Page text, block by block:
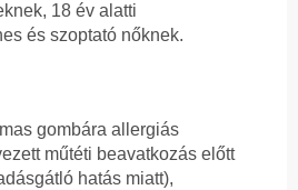
18 év alatti
és szoptató nőknek.
gombára allergiás
műtéti beavatkozás előtt
hatás miatt),